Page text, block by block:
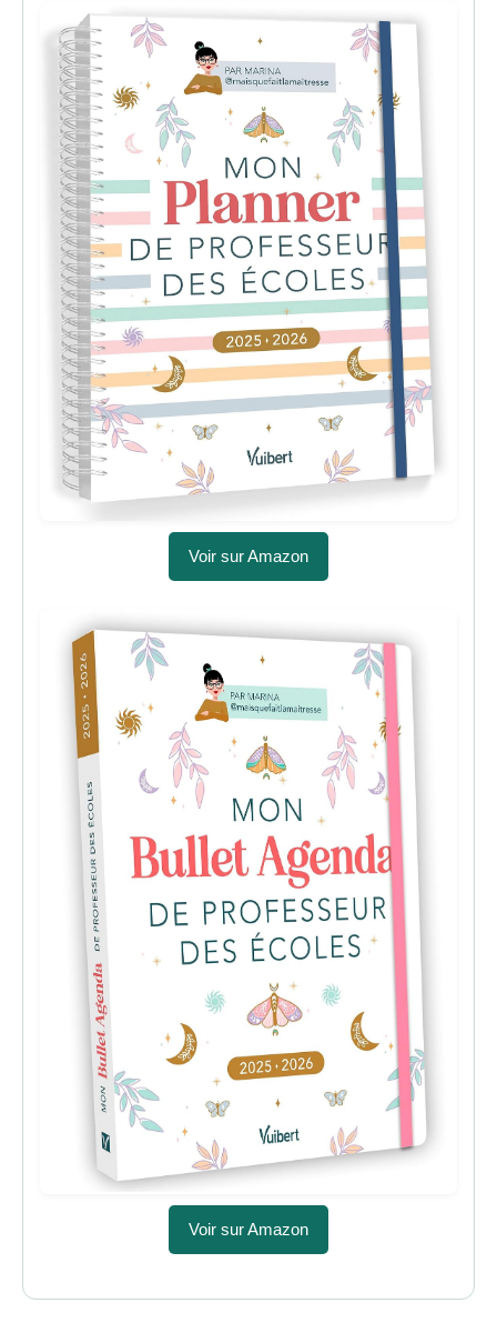
Voir sur Amazon
Voir sur Amazon